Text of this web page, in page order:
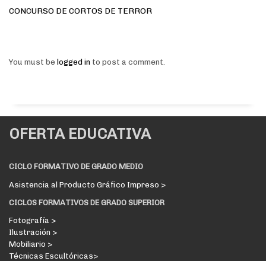
CONCURSO DE CORTOS DE TERROR
You must be logged in to post a comment.
OFERTA EDUCATIVA
CICLO FORMATIVO DE GRADO MEDIO
Asistencia al Producto Gráfico Impreso >
CICLOS FORMATIVOS DE GRADO SUPERIOR
Fotografía >
Ilustración >
Mobiliario >
Técnicas Escultóricas>